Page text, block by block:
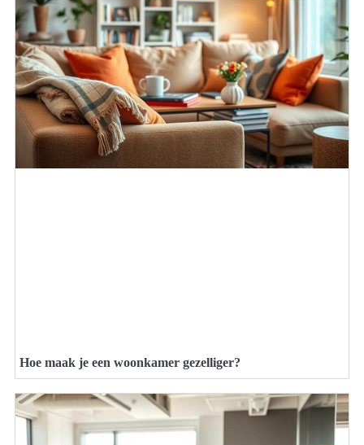
Hoe maak je een woonkamer gezelliger?